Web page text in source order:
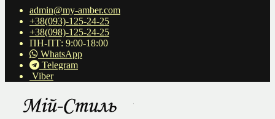
admin@my-amber.com
+38(093)-125-24-25
+38(098)-125-24-25
ПН-ПТ: 9:00-18:00
WhatsApp
Telegram
Viber